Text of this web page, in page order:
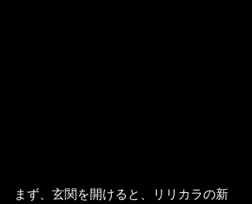
まず、玄関を開けると、リリカラの新